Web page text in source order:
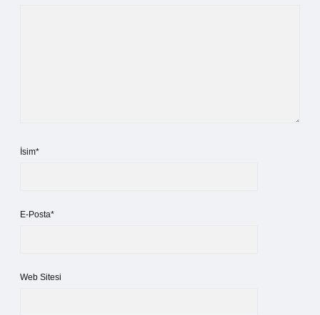
İsim*
E-Posta*
Web Sitesi